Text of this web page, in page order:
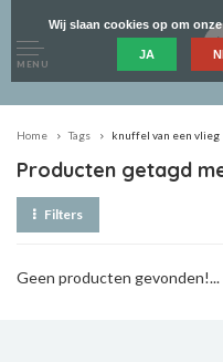
MENU
Home Tags knuffel van een vlieg
Producten getagd
Filters
Geen producten gevonden!...
Wij slaan cookies op om
JA